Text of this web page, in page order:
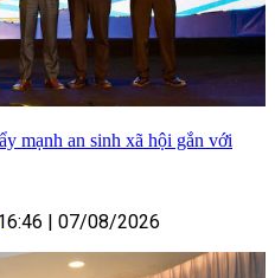
mạnh an sinh xã hội gắn với
| 07/08/2026